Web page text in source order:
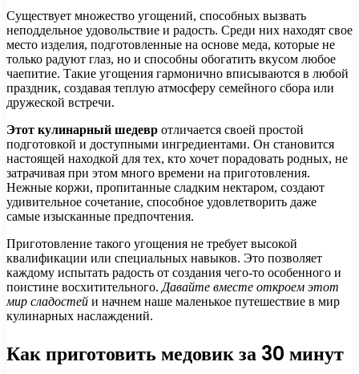
Существует множество угощений, способных вызвать
неподдельное удовольствие и радость. Среди них находят свое
место изделия, подготовленные на основе меда, которые не
только радуют глаз, но и способны обогатить вкусом любое
чаепитие. Такие угощения гармонично вписываются в любой
праздник, создавая теплую атмосферу семейного сбора или
дружеской встречи.
Этот кулинарный шедевр отличается своей простой
подготовкой и доступными ингредиентами. Он становится
настоящей находкой для тех, кто хочет порадовать родных, не
затрачивая при этом много времени на приготовления.
Нежные коржи, пропитанные сладким нектаром, создают
удивительное сочетание, способное удовлетворить даже
самые изысканные предпочтения.
Приготовление такого угощения не требует высокой
квалификации или специальных навыков. Это позволяет
каждому испытать радость от создания чего-то особенного и
поистине восхитительного. Давайте вместе откроем этот
мир сладостей и начнем наше маленькое путешествие в мир
кулинарных наслаждений.
Как приготовить медовик за 30 минут